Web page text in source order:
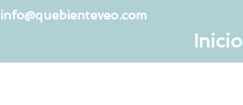
info@quebienteveo.com
Inicio